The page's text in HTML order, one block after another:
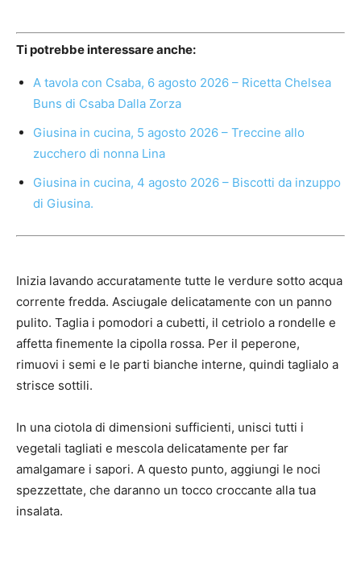
Ti potrebbe interessare anche:
A tavola con Csaba, 6 agosto 2026 – Ricetta Chelsea
Buns di Csaba Dalla Zorza
Giusina in cucina, 5 agosto 2026 – Treccine allo
zucchero di nonna Lina
Giusina in cucina, 4 agosto 2026 – Biscotti da inzuppo
di Giusina.
Inizia lavando accuratamente tutte le verdure sotto acqua
corrente fredda. Asciugale delicatamente con un panno
pulito. Taglia i pomodori a cubetti, il cetriolo a rondelle e
affetta finemente la cipolla rossa. Per il peperone,
rimuovi i semi e le parti bianche interne, quindi taglialo a
strisce sottili.
In una ciotola di dimensioni sufficienti, unisci tutti i
vegetali tagliati e mescola delicatamente per far
amalgamare i sapori. A questo punto, aggiungi le noci
spezzettate, che daranno un tocco croccante alla tua
insalata.